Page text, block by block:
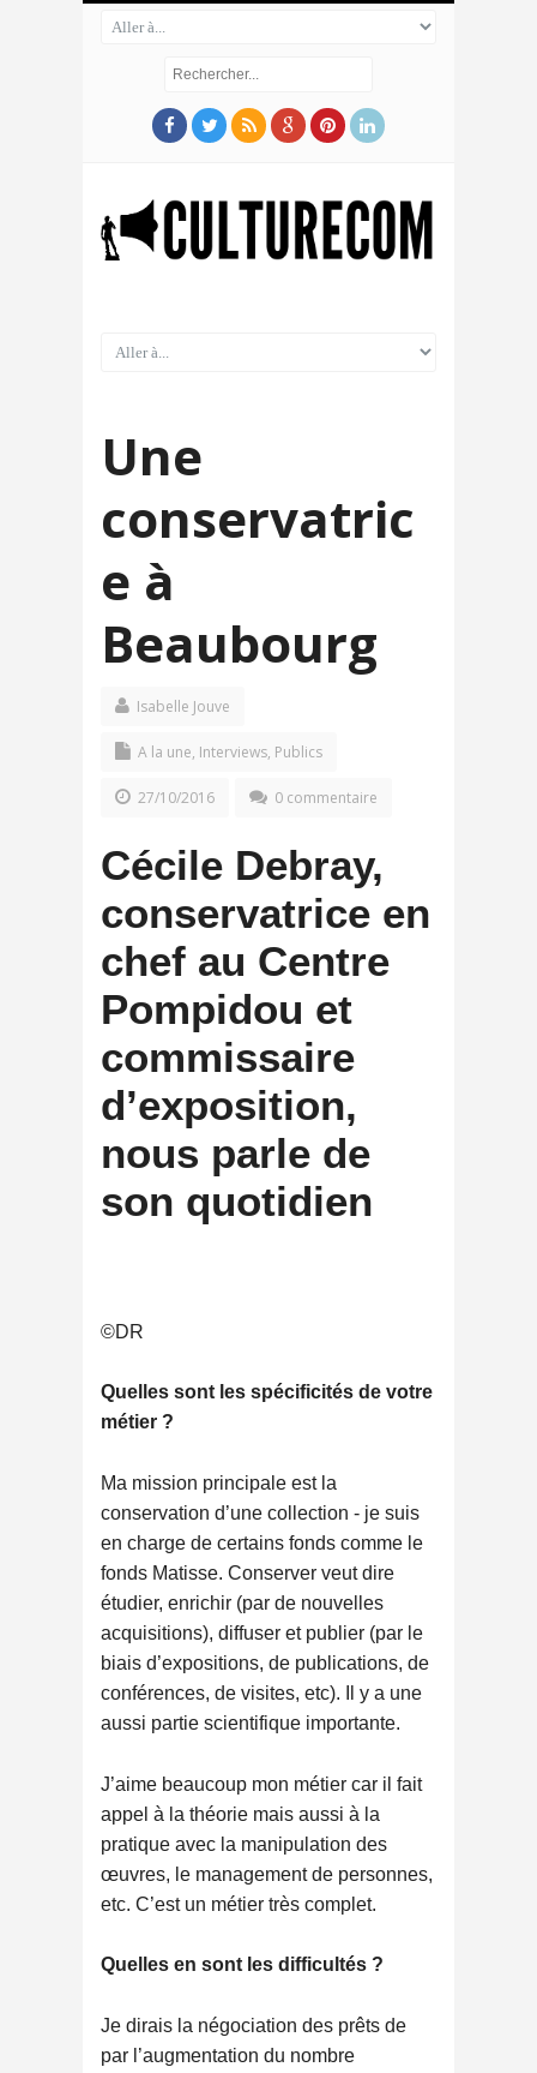
Une
conservatric
e à
Beaubourg
Isabelle Jouve
A la une, Interviews, Publics
27/10/2016 0 commentaire
Cécile Debray,
conservatrice en
chef au Centre
Pompidou et
commissaire
d’exposition,
nous parle de
son quotidien
©DR
Quelles sont les spécificités de votre
métier ?
Ma mission principale est la
conservation d’une collection - je suis
en charge de certains fonds comme le
fonds Matisse. Conserver veut dire
étudier, enrichir (par de nouvelles
acquisitions), diffuser et publier (par le
biais d’expositions, de publications, de
conférences, de visites, etc). Il y a une
aussi partie scientifique importante.
J’aime beaucoup mon métier car il fait
appel à la théorie mais aussi à la
pratique avec la manipulation des
œuvres, le management de personnes,
etc. C’est un métier très complet.
Quelles en sont les difficultés ?
Je dirais la négociation des prêts de
par l’augmentation du nombre